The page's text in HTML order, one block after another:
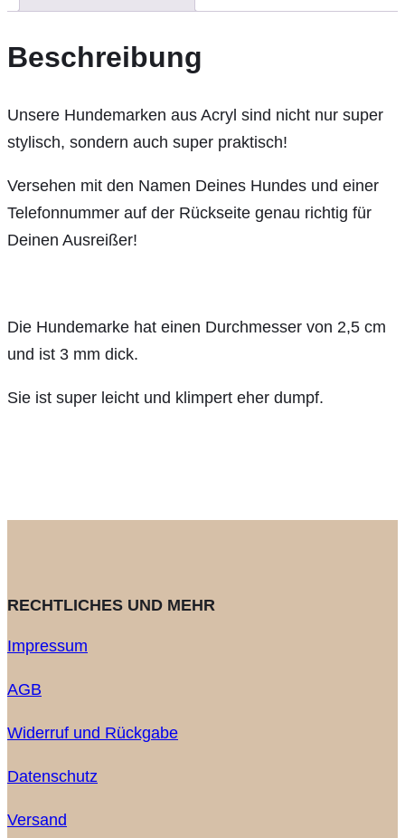
Beschreibung
Unsere Hundemarken aus Acryl sind nicht nur super
stylisch, sondern auch super praktisch!
Versehen mit den Namen Deines Hundes und einer
Telefonnummer auf der Rückseite genau richtig für
Deinen Ausreißer!
Die Hundemarke hat einen Durchmesser von 2,5 cm
und ist 3 mm dick.
Sie ist super leicht und klimpert eher dumpf.
RECHTLICHES UND MEHR
Impressum
AGB
Widerruf und Rückgabe
Datenschutz
Versand